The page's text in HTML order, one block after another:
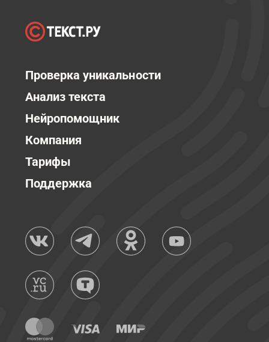
Проверка уникальности
Анализ текста
Нейропомощник
Компания
Тарифы
Поддержка